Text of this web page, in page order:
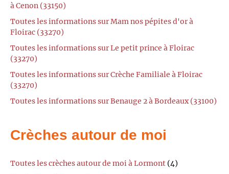
à Cenon (33150)
Toutes les informations sur Mam nos pépites d'or à
Floirac (33270)
Toutes les informations sur Le petit prince à Floirac
(33270)
Toutes les informations sur Crèche Familiale à Floirac
(33270)
Toutes les informations sur Benauge 2 à Bordeaux (33100)
Crèches autour de moi
Toutes les crèches autour de moi à Lormont (4)